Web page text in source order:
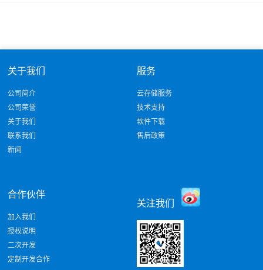
关于我们
公司简介
公司荣誉
关于我们
联系我们
新闻
服务
云存储服务
技术支持
软件下载
售后政策
合作伙伴
加入我们
授权说明
二次开发
定制开发合作
关注我们